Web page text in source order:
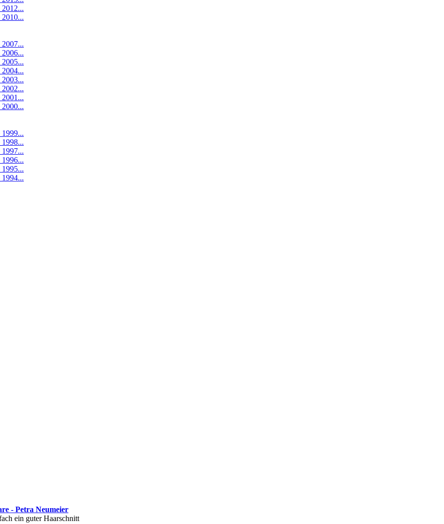
2012...
2010...
2007...
2006...
2005...
2004...
2003...
2002...
2001...
2000...
1999...
1998...
1997...
1996...
1995...
1994...
- Petra Neumeier
ein guter Haarschnitt